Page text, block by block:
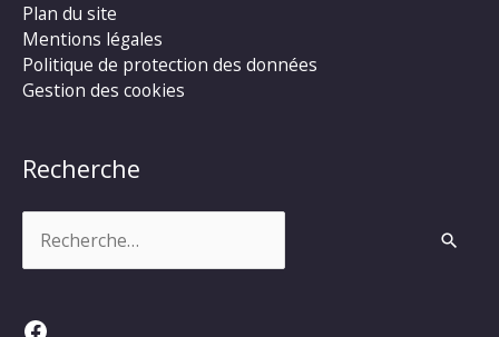
Plan du site
Mentions légales
Politique de protection des données
Gestion des cookies
Recherche
Facebook